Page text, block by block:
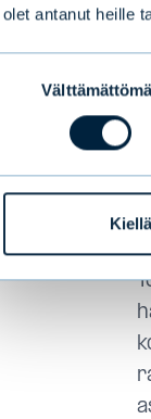
olet antanut heille